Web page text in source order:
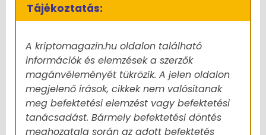
Tájékoztatás:
A kriptomagazin.hu oldalon található
információk és elemzések a szerzők
magánvéleményét tükrözik. A jelen oldalon
megjelenő írások, cikkek nem valósítanak
meg befektetési elemzést vagy befektetési
tanácsadást. Bármely befektetési döntés
meghozatala során az adott befektetés